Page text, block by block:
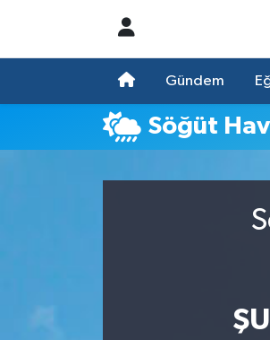
Gündem
Söğüt
Hava Durumu